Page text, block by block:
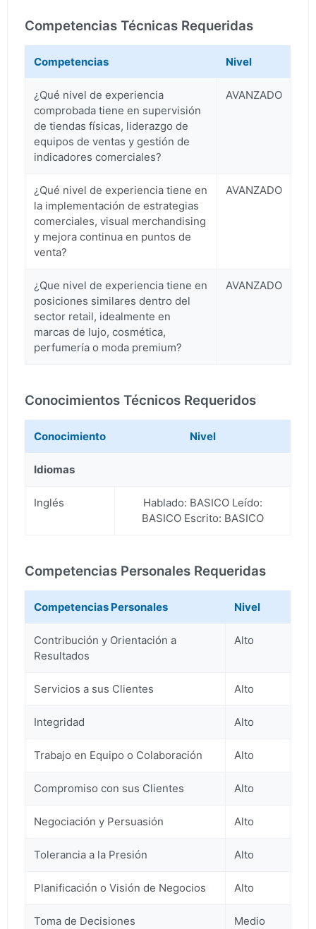
Competencias Técnicas Requeridas
Competencias Nivel
¿Qué nivel de experiencia
comprobada tiene en supervisión
de tiendas físicas, liderazgo de
equipos de ventas y gestión de
indicadores comerciales?
AVANZADO
¿Qué nivel de experiencia tiene en
la implementación de estrategias
comerciales, visual merchandising
y mejora continua en puntos de
venta?
AVANZADO
¿Que nivel de experiencia tiene en
posiciones similares dentro del
sector retail, idealmente en
marcas de lujo, cosmética,
perfumería o moda premium?
AVANZADO
Conocimientos Técnicos Requeridos
Conocimiento Nivel
Idiomas
Inglés
Hablado: BASICO Leído:
BASICO Escrito: BASICO
Competencias Personales Requeridas
Competencias Personales Nivel
Contribución y Orientación a
Resultados
Alto
Servicios a sus Clientes Alto
Integridad Alto
Trabajo en Equipo o Colaboración Alto
Compromiso con sus Clientes Alto
Negociación y Persuasión Alto
Tolerancia a la Presión Alto
Planificación o Visión de Negocios Alto
Toma de Decisiones
Medio